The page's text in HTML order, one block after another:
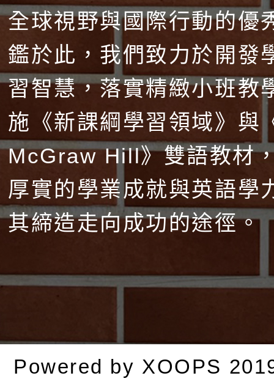
全球視野與國際行動的優
鑑於此，我們致力於開發
習智慧，落實精緻小班教
施《新課綱學習領域》與
McGraw Hill》雙語教材
厚實的學業成就與英語學
其締造走向成功的途徑。
Powered by XOOPS